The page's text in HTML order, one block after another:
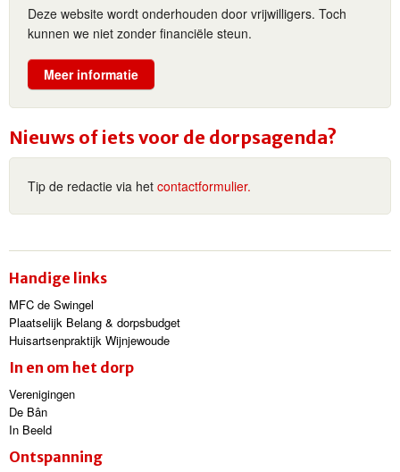
Deze website wordt onderhouden door vrijwilligers. Toch
kunnen we niet zonder financiële steun.
Meer informatie
Nieuws of iets voor de dorpsagenda?
Tip de redactie via het contactformulier.
Handige links
MFC de Swingel
Plaatselijk Belang & dorpsbudget
Huisartsenpraktijk Wijnjewoude
In en om het dorp
Verenigingen
De Bân
In Beeld
Ontspanning